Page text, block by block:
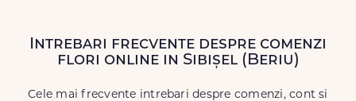
Livrăm buchete de flori chiar și în weekend, pentru ca tu
Intrebari frecvente despre comenzi
flori online in Sibișel (Beriu)
Cele mai frecvente intrebari despre comenzi, cont si